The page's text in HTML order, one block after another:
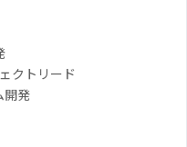
クトリード
開発